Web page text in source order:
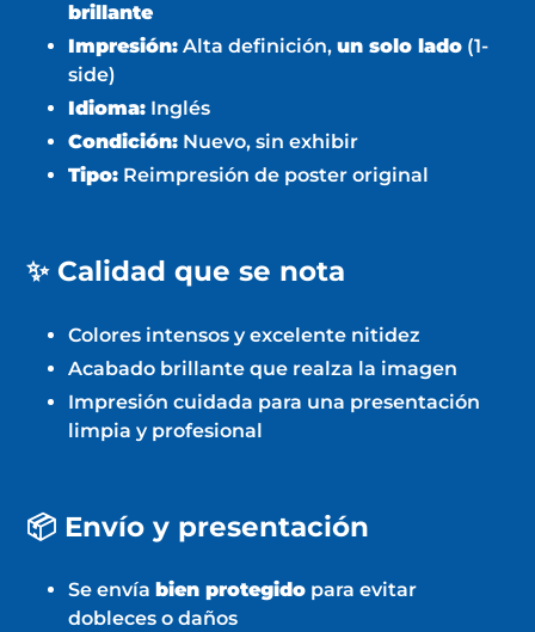
brillante
Impresión: Alta definición, un solo lado (1-
side)
Idioma: Inglés
Condición: Nuevo, sin exhibir
Tipo: Reimpresión de poster original
✨ Calidad que se nota
Colores intensos y excelente nitidez
Acabado brillante que realza la imagen
Impresión cuidada para una presentación
limpia y profesional
📦 Envío y presentación
Se envía bien protegido para evitar
dobleces o daños